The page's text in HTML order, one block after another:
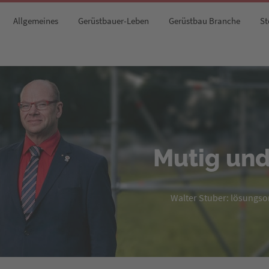
Allgemeines Gerüstbauer-Leben Gerüstbau Branche
Mutig
Walter Stuber: